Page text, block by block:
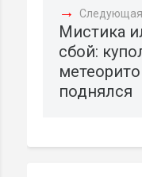
→ Следующая
Мистика
сбой:
поднялся